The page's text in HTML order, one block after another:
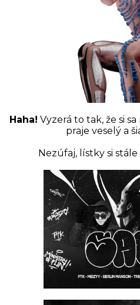
Haha! Vyzerá to tak, že si
praje veselý a
Nezúfaj, lístky si stále